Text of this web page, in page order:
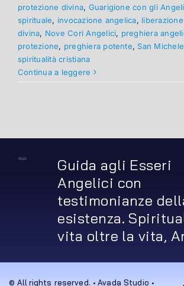
protezione divina, Guarigione con gli Angeli
spirituale, invocazione angelica,
divina, Nove Cori Angelici, preghiera
protezione, preghiera potente, San
spiritualità cristiana
Continua a leggere
Guida agli Esseri
Angelici con
testimonianze
esistenza.
vita oltre la vita,
© All rights reserved. • Avada Studio •